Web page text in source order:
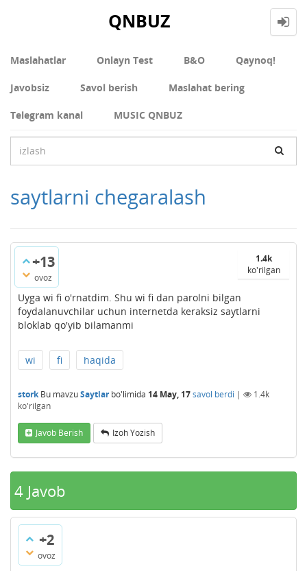
QNBUZ
Maslahatlar Onlayn Test В&О Qaynoq!
Javobsiz Savol berish Maslahat bering
Telegram kanal MUSIC QNBUZ
saytlarni chegaralash
+13
ovoz
1.4k
ko'rilgan
Uyga wi fi o'rnatdim. Shu wi fi dan parolni bilgan
foydalanuvchilar uchun internetda keraksiz saytlarni
bloklab qo'yib bilamanmi
wi fi haqida
stork Bu mavzuSaytlarbo'limida 14 May, 17savol berdi |
1.4k
ko'rilgan
Javob Berish Izoh Yozish
4 Javob
+2
ovoz